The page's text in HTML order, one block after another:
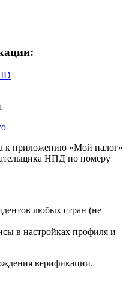
к приложению «Мой налог»
НПД по номеру
любых стран (не
в настройках профиля и
верификации.